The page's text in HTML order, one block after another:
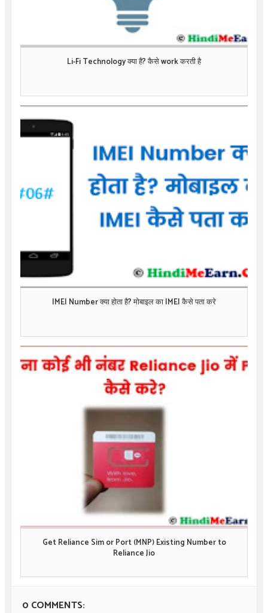
Li-Fi Technology क्या है? कैसे work करती है
IMEI Number क्या होता है? मोबाइल का IMEI कैसे पता करे
Get Reliance Sim or Port (MNP) Existing Number to
Reliance Jio
0 COMMENTS: